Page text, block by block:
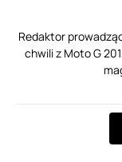
Redaktor
chwili z Moto G